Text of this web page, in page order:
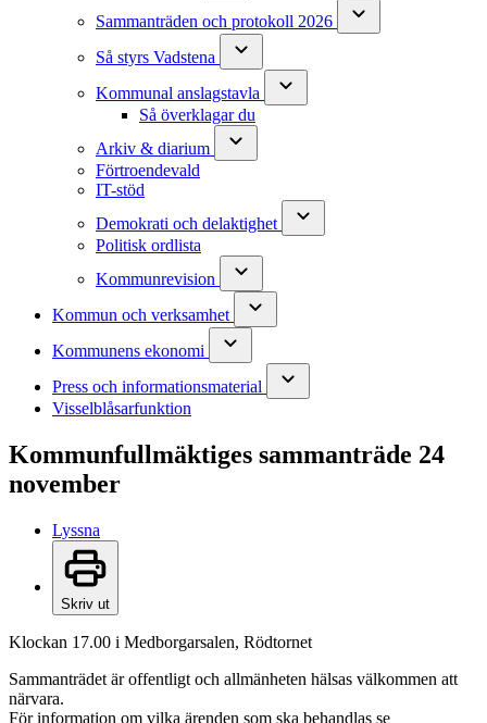
Sammanträden och protokoll 2026
Så styrs Vadstena
Kommunal anslagstavla
Så överklagar du
Arkiv & diarium
Förtroendevald
IT-stöd
Demokrati och delaktighet
Politisk ordlista
Kommunrevision
Kommun och verksamhet
Kommunens ekonomi
Press och informationsmaterial
Visselblåsarfunktion
Kommunfullmäktiges sammanträde 24
november
Lyssna
Skriv ut
Klockan 17.00 i Medborgarsalen, Rödtornet
Sammanträdet är offentligt och allmänheten hälsas välkommen att
närvara.
För information om vilka ärenden som ska behandlas se